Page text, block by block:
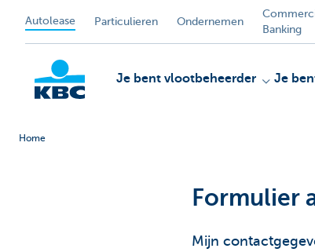
Autolease Particulieren Ondernemen
Banking
Je bent vlootbeheerder Je
Home
Formulier
Mijn